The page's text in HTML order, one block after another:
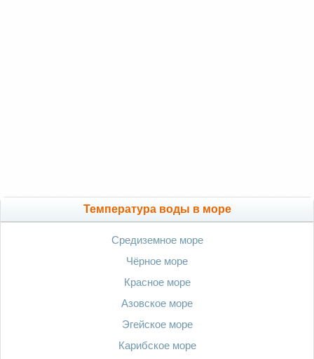
Температура воды в море
Средиземное море
Чёрное море
Красное море
Азовское море
Эгейское море
Карибское море